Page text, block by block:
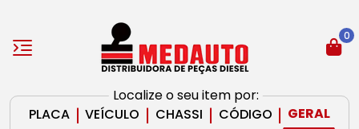
Localize o seu item por:
PLACA | VEÍCULO | CHASSI | CÓDIGO | GERAL
0